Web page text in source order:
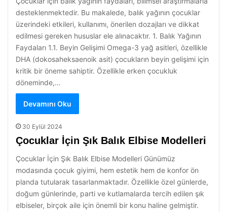
desteklenmektedir. Bu makalede, balık yağının çocuklar
üzerindeki etkileri, kullanımı, önerilen dozajları ve dikkat
edilmesi gereken hususlar ele alınacaktır. 1. Balık Yağının
Faydaları 1.1. Beyin Gelişimi Omega-3 yağ asitleri, özellikle
DHA (dokosaheksaenoik asit) çocukların beyin gelişimi için
kritik bir öneme sahiptir. Özellikle erken çocukluk
döneminde,…
Devamını Oku
30 Eylül 2024
Çocuklar İçin Şık Balık Elbise Modelleri
Çocuklar İçin Şık Balık Elbise Modelleri Günümüz
modasında çocuk giyimi, hem estetik hem de konfor ön
planda tutularak tasarlanmaktadır. Özellikle özel günlerde,
doğum günlerinde, parti ve kutlamalarda tercih edilen şık
elbiseler, birçok aile için önemli bir konu haline gelmiştir.